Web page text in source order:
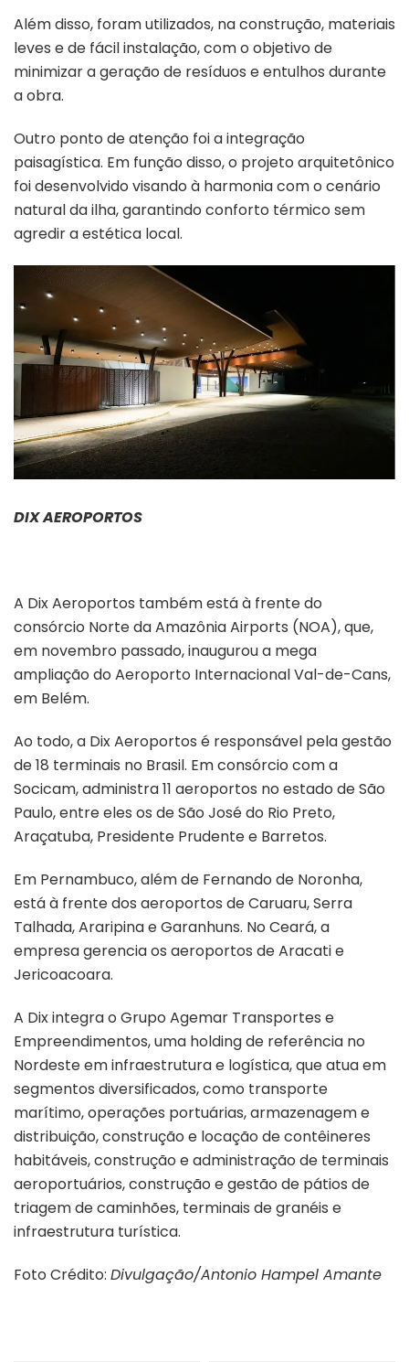
Além disso, foram utilizados, na construção, materiais
leves e de fácil instalação, com o objetivo de
minimizar a geração de resíduos e entulhos durante
a obra.
Outro ponto de atenção foi a integração
paisagística. Em função disso, o projeto arquitetônico
foi desenvolvido visando à harmonia com o cenário
natural da ilha, garantindo conforto térmico sem
agredir a estética local.
DIX AEROPORTOS
A Dix Aeroportos também está à frente do
consórcio Norte da Amazônia Airports (NOA), que,
em novembro passado, inaugurou a mega
ampliação do Aeroporto Internacional Val-de-Cans,
em Belém.
Ao todo, a Dix Aeroportos é responsável pela gestão
de 18 terminais no Brasil. Em consórcio com a
Socicam, administra 11 aeroportos no estado de São
Paulo, entre eles os de São José do Rio Preto,
Araçatuba, Presidente Prudente e Barretos.
Em Pernambuco, além de Fernando de Noronha,
está à frente dos aeroportos de Caruaru, Serra
Talhada, Araripina e Garanhuns. No Ceará, a
empresa gerencia os aeroportos de Aracati e
Jericoacoara.
A Dix integra o Grupo Agemar Transportes e
Empreendimentos, uma holding de referência no
Nordeste em infraestrutura e logística, que atua em
segmentos diversificados, como transporte
marítimo, operações portuárias, armazenagem e
distribuição, construção e locação de contêineres
habitáveis, construção e administração de terminais
aeroportuários, construção e gestão de pátios de
triagem de caminhões, terminais de granéis e
infraestrutura turística.
Foto Crédito: Divulgação/Antonio Hampel Amante